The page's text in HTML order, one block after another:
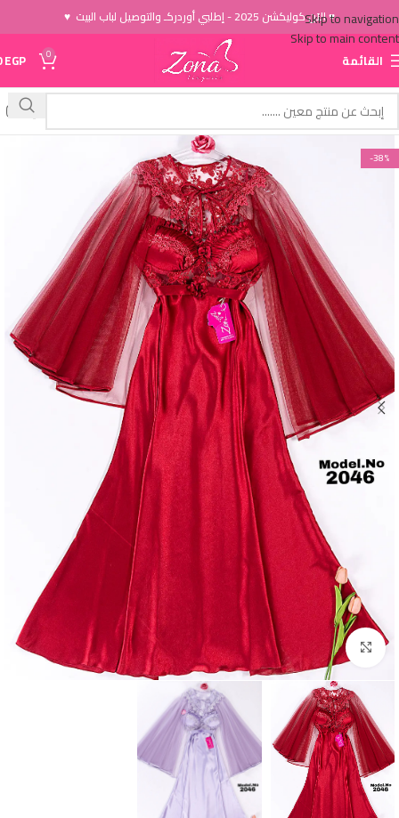
Skip to navigation
Skip to main content
♥ الاَن كوليكشن 2025 - إطلبي أوردركـ والتوصيل لباب البيت ♥
القائمة 0
EGP
-38%
Click to enlarge